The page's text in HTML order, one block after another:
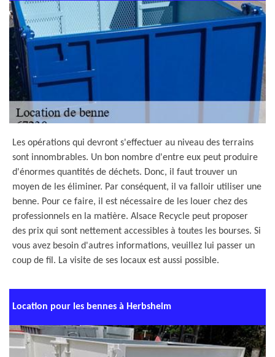
Les opérations qui devront s'effectuer au niveau des terrains
sont innombrables. Un bon nombre d'entre eux peut produire
d'énormes quantités de déchets. Donc, il faut trouver un
moyen de les éliminer. Par conséquent, il va falloir utiliser une
benne. Pour ce faire, il est nécessaire de les louer chez des
professionnels en la matière. Alsace Recycle peut proposer
des prix qui sont nettement accessibles à toutes les bourses. Si
vous avez besoin d'autres informations, veuillez lui passer un
coup de fil. La visite de ses locaux est aussi possible.
Location pour les bennes à Herbsheim